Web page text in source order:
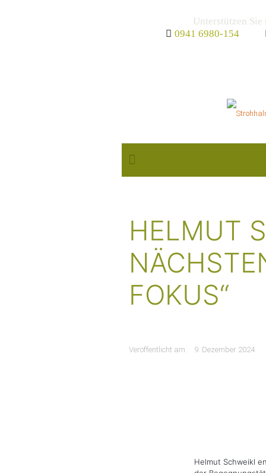
Unterstützen Sie
0941 6980-154
HELMUT
FOKUS“
Veröffentlicht am: 9. Dezember 2024
Helmut Schweikl